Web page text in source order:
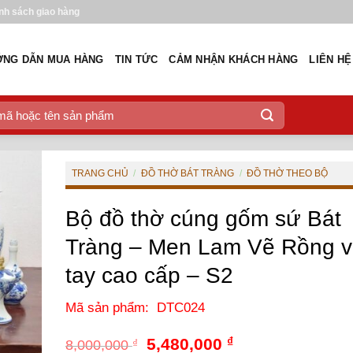
sách giao hàng
DẪN MUA HÀNG TIN TỨC CẢM NHẬN KHÁCH HÀNG LIÊN HỆ
TRANG CHỦ / ĐỒ THỜ BÁT TRÀNG / ĐỒ THỜ THEO BỘ
Bộ đồ thờ cúng gốm sứ Bát
Tràng – Men Lam Vẽ Rồng
tay cao cấp – S2
Mã sản phẩm: DTC024
8,000,000₫
Giá
5,480,000 ₫Giá